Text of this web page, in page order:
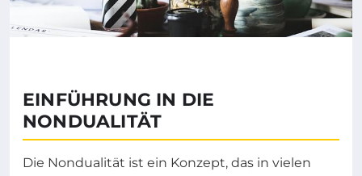
EINFÜHRUNG IN DIE
NONDUALITÄT
Die Nondualität ist ein Konzept, das in vielen